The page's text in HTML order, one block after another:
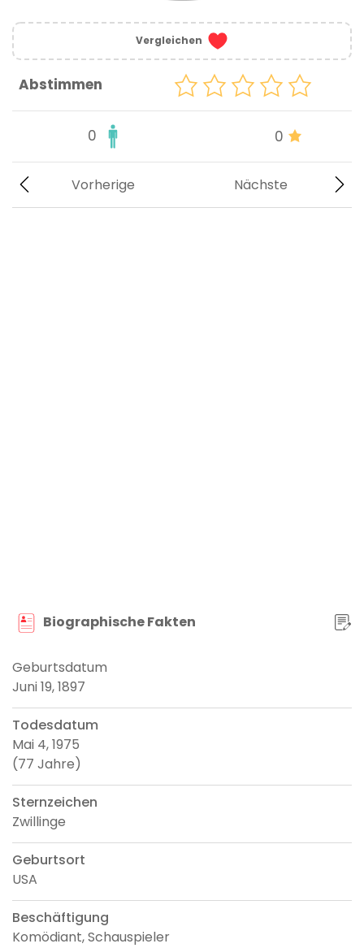
Vergleichen
Abstimmen
0 0
Nächste
Vorherige
Biographische Fakten
Geburtsdatum
Juni 19, 1897
Todesdatum
Mai 4, 1975
(77 Jahre)
Sternzeichen
Zwillinge
Geburtsort
USA
Beschäftigung
Komödiant, Schauspieler